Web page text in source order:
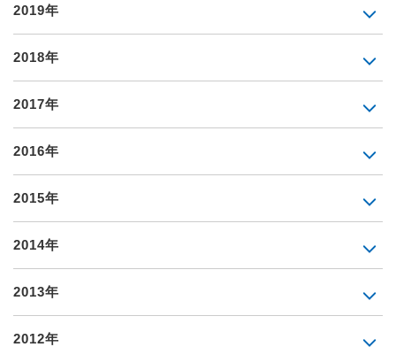
2019年
2018年
2017年
2016年
2015年
2014年
2013年
2012年